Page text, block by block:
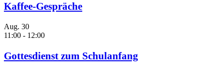
Kaffee-Gespräche
Aug. 30
11:00 - 12:00
Gottesdienst zum Schulanfang